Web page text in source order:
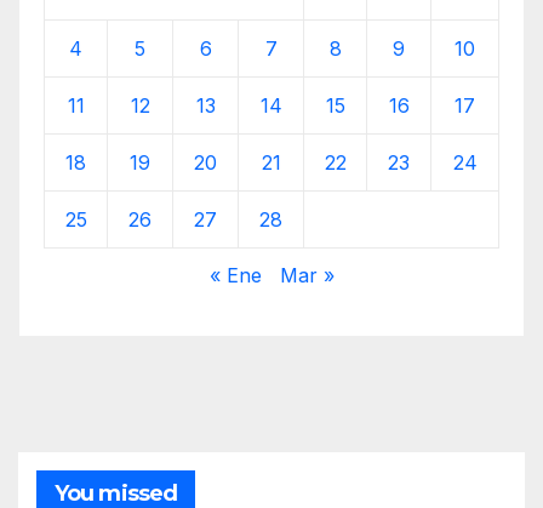
4 5 6 7 8 9 10
11 12 13 14 15 16 17
18 19 20 21 22 23 24
25 26 27 28
« Ene Mar »
You missed